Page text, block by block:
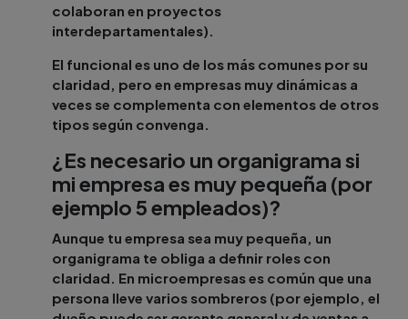
colaboran en proyectos
interdepartamentales).
El funcional es uno de los más comunes por su
claridad, pero en empresas muy dinámicas a
veces se complementa con elementos de otros
tipos según convenga.
¿Es necesario un organigrama si
mi empresa es muy pequeña (por
ejemplo 5 empleados)?
Aunque tu empresa sea muy pequeña, un
organigrama te obliga a definir roles con
claridad. En microempresas es común que una
persona lleve varios sombreros (por ejemplo, el